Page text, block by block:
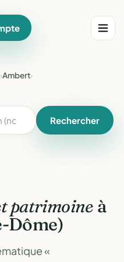
›Ambert›
Rechercher
patrimoine à
Dôme)
«